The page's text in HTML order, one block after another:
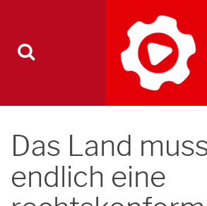
Das Land
endlich eine